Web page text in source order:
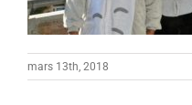
mars 13th, 2018